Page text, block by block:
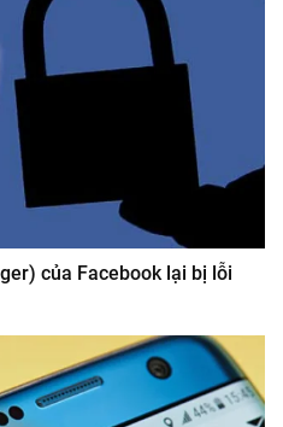
của Facebook lại bị lỗi